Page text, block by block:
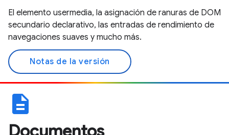
El elemento usermedia, la asignación de ranuras de DOM
secundario declarativo, las entradas de rendimiento de
navegaciones suaves y mucho más.
Notas de la versión
description
Documentos